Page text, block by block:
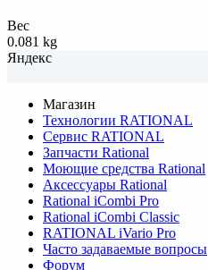
Вес
0.081 kg
Яндекс
Магазин
Технологии RATIONAL
Сервис RATIONAL
Запчасти Rational
Моющие средства Rational
Аксессуары Rational
Rational iCombi Pro
Rational iCombi Classic
RATIONAL iVario Pro
Часто задаваемые вопросы
Форум